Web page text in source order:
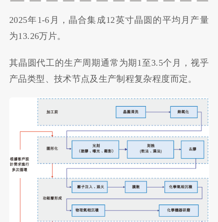
2025年1-6月，晶合集成12英寸晶圆的平均月产量
为13.26万片。
其晶圆代工的生产周期通常为期1至3.5个月，视乎
产品类型、技术节点及生产制程复杂程度而定。